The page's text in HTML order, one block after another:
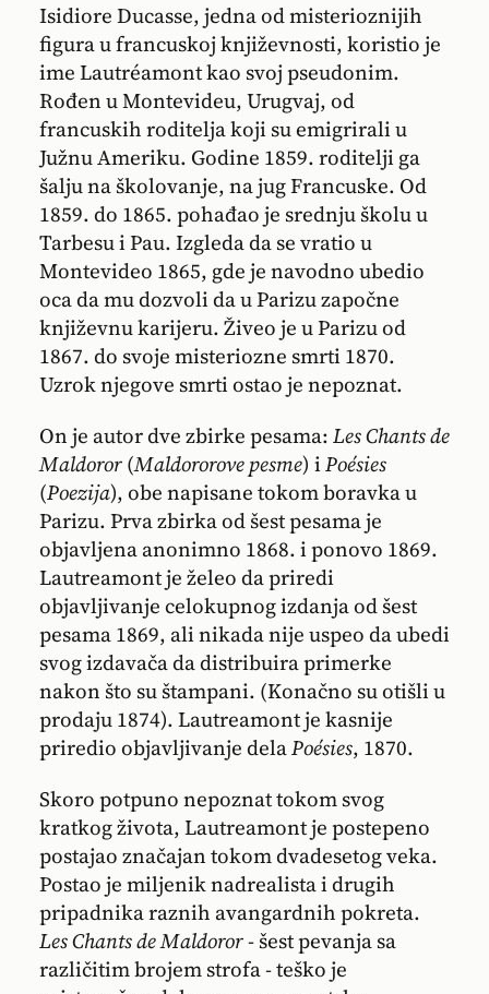
Isidiore Ducasse, jedna od misterioznijih
figura u francuskoj književnosti, koristio je
ime Lautréamont kao svoj pseudonim.
Rođen u Montevideu, Urugvaj, od
francuskih roditelja koji su emigrirali u
Južnu Ameriku. Godine 1859. roditelji ga
šalju na školovanje, na jug Francuske. Od
1859. do 1865. pohađao je srednju školu u
Tarbesu i Pau. Izgleda da se vratio u
Montevideo 1865, gde je navodno ubedio
oca da mu dozvoli da u Parizu započne
književnu karijeru. Živeo je u Parizu od
1867. do svoje misteriozne smrti 1870.
Uzrok njegove smrti ostao je nepoznat.
On je autor dve zbirke pesama:Les Chants de
Maldoror(Maldororove pesme) iPoésies
(Poezija), obe napisane tokom boravka u
Parizu. Prva zbirka od šest pesama je
objavljena anonimno 1868. i ponovo 1869.
Lautreamont je želeo da priredi
objavljivanje celokupnog izdanja od šest
pesama 1869, ali nikada nije uspeo da ubedi
svog izdavača da distribuira primerke
nakon što su štampani. (Konačno su otišli u
prodaju 1874). Lautreamont je kasnije
priredio objavljivanje delaPoésies, 1870.
Skoro potpuno nepoznat tokom svog
kratkog života, Lautreamont je postepeno
postajao značajan tokom dvadesetog veka.
Postao je miljenik nadrealista i drugih
pripadnika raznih avangardnih pokreta.
Les Chants de Maldoror- šest pevanja sa
različitim brojem strofa - teško je